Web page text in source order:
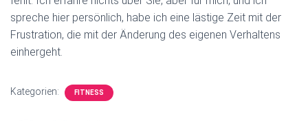
spreche hier persönlich, habe ich eine lästige Zeit mit der
Frustration, die mit der Änderung des eigenen Verhaltens
einhergeht.
Kategorien: FITNESS